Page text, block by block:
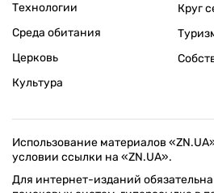
Технологии
Среда обитания
Церковь
Культура
Круг
Использование материалов
условии ссылки на «ZN.UA».
Для интернет-изданий